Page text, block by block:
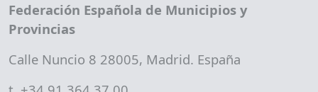
Federación Española de Municipios y
Provincias
Calle Nuncio 8 28005, Madrid. España